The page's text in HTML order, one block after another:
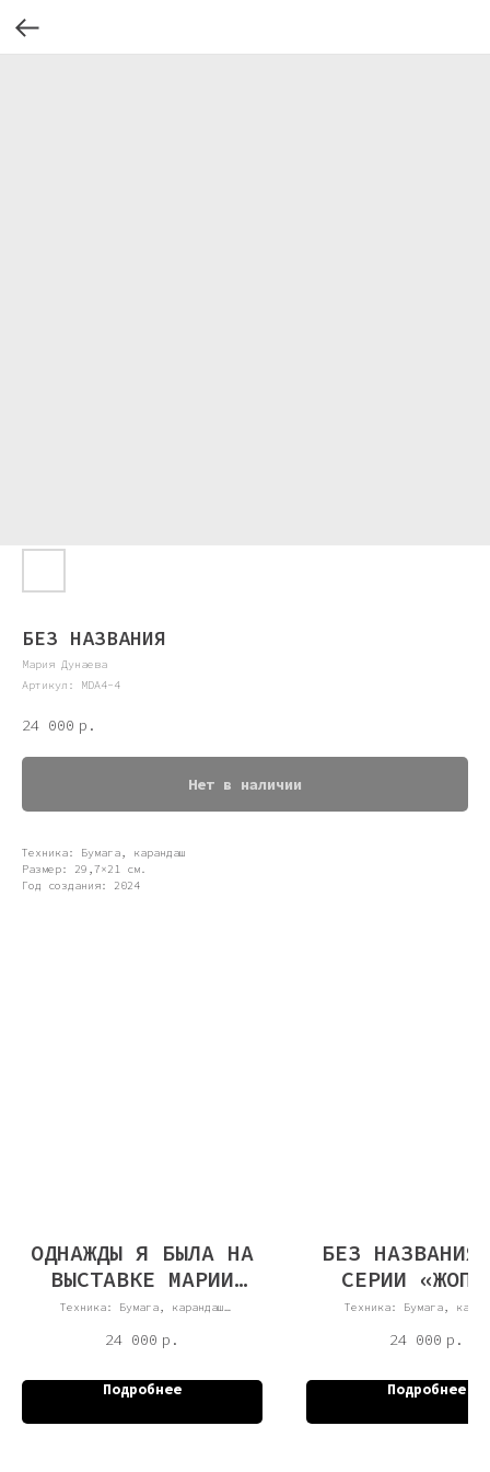
БЕЗ НАЗВАНИЯ
Мария Дунаева
Артикул: MDA4-4
24 000 р.
Нет в наличии
Техника: Бумага, карандаш
Размер: 29,7×21 см.
Год создания: 2024
ОДНАЖДЫ Я БЫЛА НА
ВЫСТАВКЕ МАРИИ
ЛАССНИГ
Техника: Бумага, карандаш
Год создания: 2021
24 000 р.
Подробнее
БЕЗ
СЕРИИ
Техника: Бумага,
Год создания: 2023
24 000 р.
Подробнее